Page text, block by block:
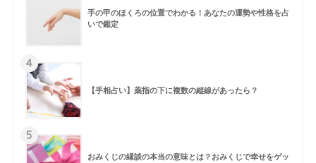
手の甲のほくろの位置でわかる！あなたの運勢や性格を占
いで鑑定
4
【手相占い】薬指の下に複数の縦線があったら？
5
おみくじの縁談の本当の意味とは？おみくじで幸せをゲッ